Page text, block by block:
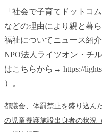
「社会で子育てドットコ
などの理由により親と暮
福祉についてニュース紹
NPO法人ライツオン・チ
はこちらから→ https://
）。
都議会、体罰禁止を盛り込ん
の児童養護施設出身者の状